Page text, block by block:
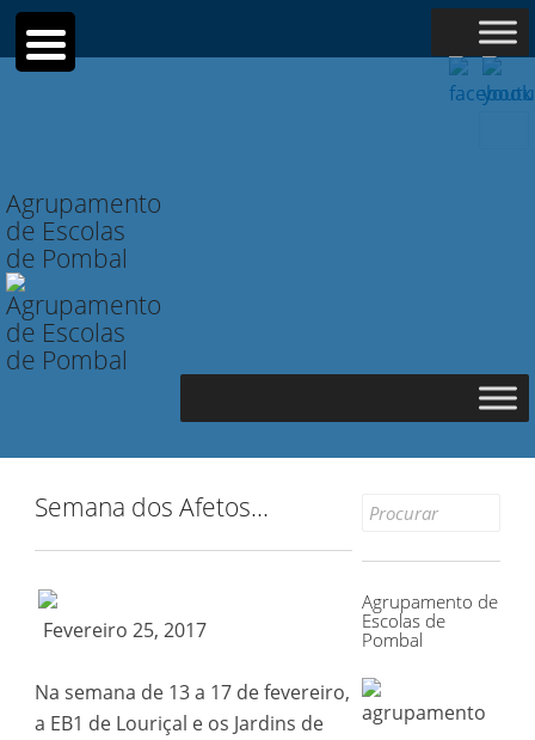
Agrupamento
de Escolas
de Pombal
Semana dos Afetos…
Fevereiro 25, 2017
Na semana de 13 a 17 de fevereiro,
a EB1 de Louriçal e os Jardins de
Search
Agrupamento de
Escolas de
Pombal